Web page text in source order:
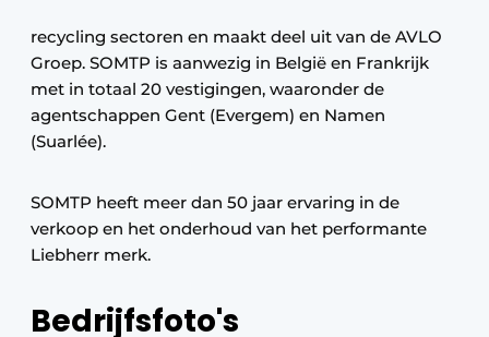
recycling sectoren en maakt deel uit van de AVLO
Groep. SOMTP is aanwezig in België en Frankrijk
met in totaal 20 vestigingen, waaronder de
agentschappen Gent (Evergem) en Namen
(Suarlée).
SOMTP heeft meer dan 50 jaar ervaring in de
verkoop en het onderhoud van het performante
Liebherr merk.
Bedrijfsfoto's